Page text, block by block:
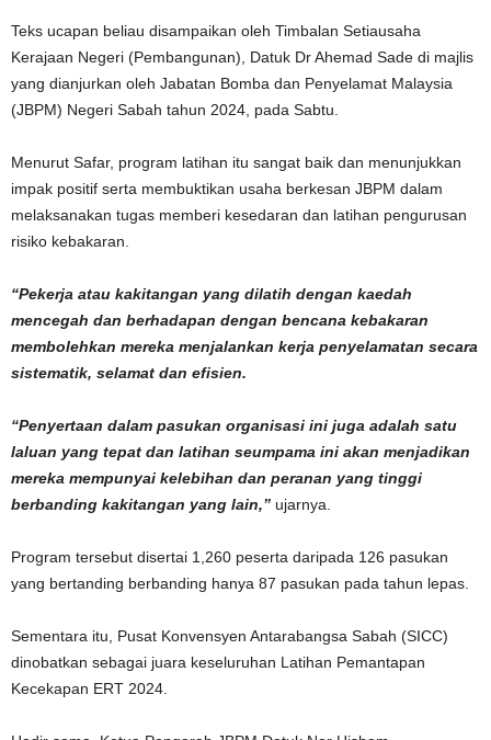
Teks ucapan beliau disampaikan oleh Timbalan Setiausaha
Kerajaan Negeri (Pembangunan), Datuk Dr Ahemad Sade di majlis
yang dianjurkan oleh Jabatan Bomba dan Penyelamat Malaysia
(JBPM) Negeri Sabah tahun 2024, pada Sabtu.
Menurut Safar, program latihan itu sangat baik dan menunjukkan
impak positif serta membuktikan usaha berkesan JBPM dalam
melaksanakan tugas memberi kesedaran dan latihan pengurusan
risiko kebakaran.
“Pekerja atau kakitangan yang dilatih dengan kaedah
mencegah dan berhadapan dengan bencana kebakaran
membolehkan mereka menjalankan kerja penyelamatan secara
sistematik, selamat dan efisien.
“Penyertaan dalam pasukan organisasi ini juga adalah satu
laluan yang tepat dan latihan seumpama ini akan menjadikan
mereka mempunyai kelebihan dan peranan yang tinggi
berbanding kakitangan yang lain,” ujarnya.
Program tersebut disertai 1,260 peserta daripada 126 pasukan
yang bertanding berbanding hanya 87 pasukan pada tahun lepas.
Sementara itu, Pusat Konvensyen Antarabangsa Sabah (SICC)
dinobatkan sebagai juara keseluruhan Latihan Pemantapan
Kecekapan ERT 2024.